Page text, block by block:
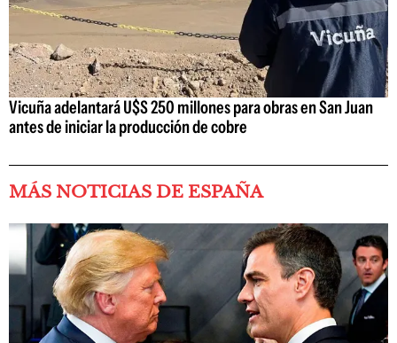
Vicuña adelantará U$S 250 millones para obras en San Juan
antes de iniciar la producción de cobre
MÁS NOTICIAS DE ESPAÑA